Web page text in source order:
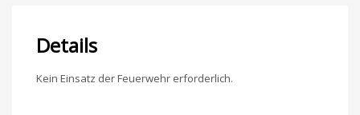
Details
Kein Einsatz der Feuerwehr erforderlich.